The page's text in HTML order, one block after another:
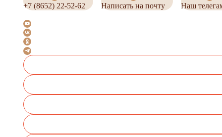
+7 (8652) 22-52-62 Написать на почту Наш